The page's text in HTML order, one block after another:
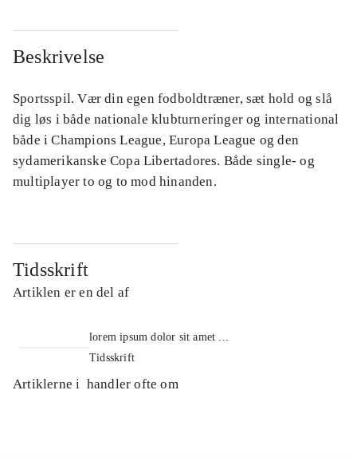
Beskrivelse
Sportsspil. Vær din egen fodboldtræner, sæt hold og slå
dig løs i både nationale klubturneringer og international
både i Champions League, Europa League og den
sydamerikanske Copa Libertadores. Både single- og
multiplayer to og to mod hinanden.
Tidsskrift
Artiklen er en del af
lorem ipsum dolor sit amet ...
Tidsskrift
Artiklerne i handler ofte om